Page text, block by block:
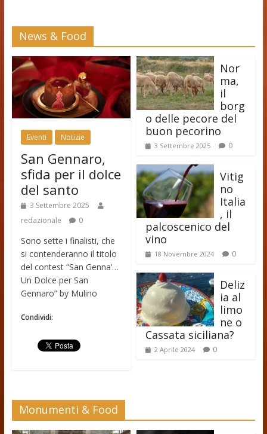
News & Food
Eventi Notizie
San Gennaro,
sfida per il dolce
del santo
3 Settembre 2025
redazionale
0
Sono sette i finalisti, che
si contenderanno il titolo
del contest “San Genna’…
Un Dolce per San
Gennaro” by Mulino
Condividi:
Nor
ma,
il
borg
o delle pecore del
buon pecorino
3 Settembre 2025 0
Vitig
no
Italia
, il
palcoscenico del
vino
18 Novembre 2024 0
Deliz
ia al
limo
ne o
Cassata siciliana?
2 Aprile 2024 0
Monumenti & Food